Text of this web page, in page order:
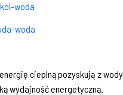
woda
woda
cieplną pozyskują z wody
wydajność energetyczną.